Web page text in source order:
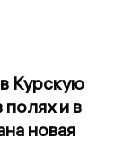
Курскую
и в
новая